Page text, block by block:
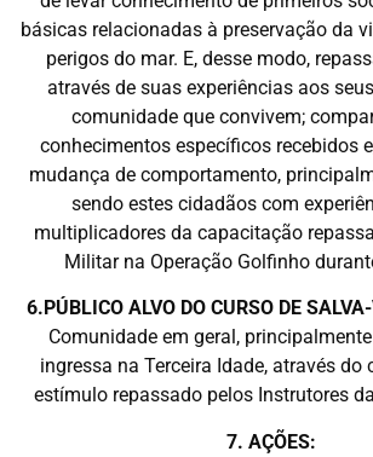
básicas relacionadas à preservação da
perigos do mar. E, desse modo,
através de suas experiências aos
comunidade que convivem;
conhecimentos específicos recebidos
mudança de comportamento,
sendo estes cidadãos com
multiplicadores da capacitação
Militar na Operação Golfinho
6.PÚBLICO ALVO DO CURSO DE
Comunidade em geral,
ingressa na Terceira Idade, através do
estímulo repassado pelos Instrutores
7. AÇÕES: